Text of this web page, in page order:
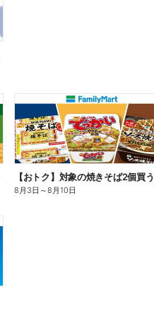
8月3日 ～8月10日